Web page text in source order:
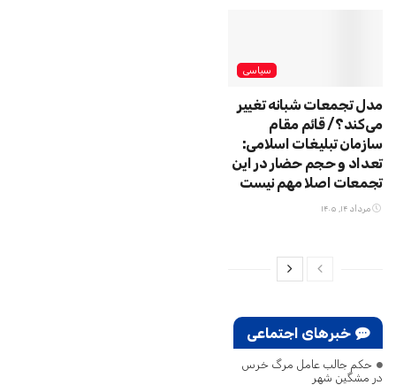
سیاسی
مدل تجمعات شبانه تغییر
می‌کند؟/ قائم مقام
سازمان تبلیغات اسلامی:
تعداد و حجم حضار در این
تجمعات اصلا مهم نیست
مرداد ۱۴, ۱۴۰۵
خبرهای اجتماعی
حکم جالب عامل مرگ خرس
در مشگین‌ شهر